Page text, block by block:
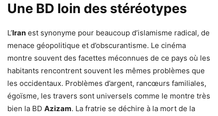
Une BD loin des stéréotypes
L’Iran est synonyme pour beaucoup d’islamisme radical, de
menace géopolitique et d’obscurantisme. Le cinéma
montre souvent des facettes méconnues de ce pays où les
habitants rencontrent souvent les mêmes problèmes que
les occidentaux. Problèmes d’argent, rancœurs familiales,
égoïsme, les travers sont universels comme le montre très
bien la BD Azizam. La fratrie se déchire à la mort de la